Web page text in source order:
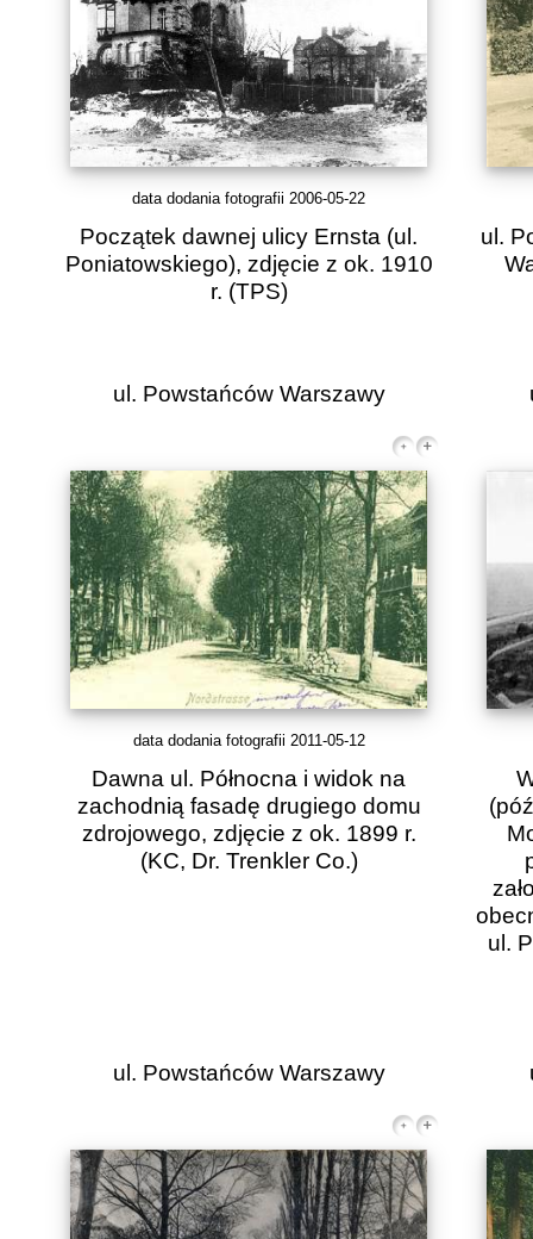
data dodania fotografii 2006-05-22
Początek dawnej ulicy Ernsta (ul.
Poniatowskiego), zdjęcie z ok. 1910
r. (TPS)
ul.
ul. Powstańców Warszawy
data dodania fotografii 2011-05-12
Dawna ul. Północna i widok na
zachodnią fasadę drugiego domu
zdrojowego, zdjęcie z ok. 1899 r.
(KC, Dr. Trenkler Co.)
ul.
ul. Powstańców Warszawy